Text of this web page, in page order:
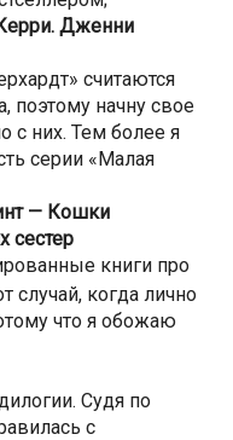
Дженни
считаются
поэтому начну свое
с них. Тем более я
серии «Малая
— Кошки
сестер
книги про
случай, когда лично
что я обожаю
Судя по
с